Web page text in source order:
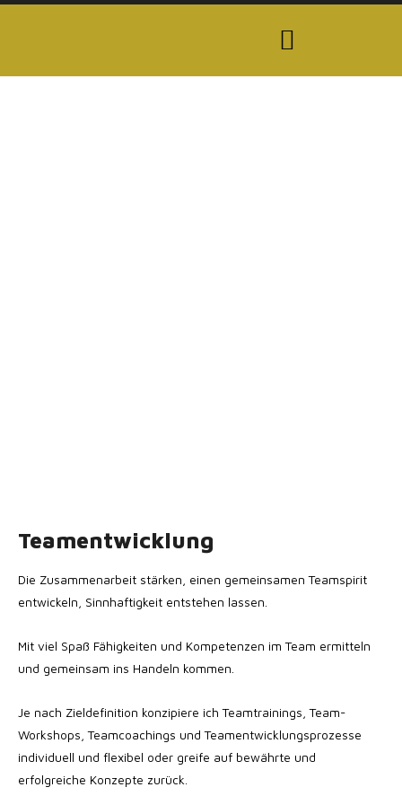
Teamentwicklung
Die Zusammenarbeit stärken, einen gemeinsamen Teamspirit
entwickeln, Sinnhaftigkeit entstehen lassen.
Mit viel Spaß Fähigkeiten und Kompetenzen im Team ermitteln
und gemeinsam ins Handeln kommen.
Je nach Zieldefinition konzipiere ich Teamtrainings, Team-
Workshops, Teamcoachings und Teamentwicklungsprozesse
individuell und flexibel oder greife auf bewährte und
erfolgreiche Konzepte zurück.